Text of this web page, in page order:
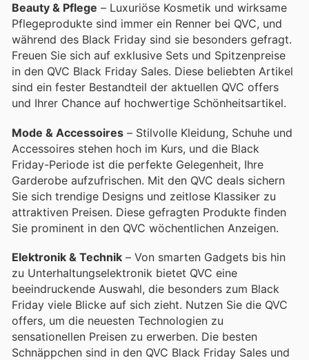
Beauty & Pflege – Luxuriöse Kosmetik und wirksame
Pflegeprodukte sind immer ein Renner bei QVC, und
während des Black Friday sind sie besonders gefragt.
Freuen Sie sich auf exklusive Sets und Spitzenpreise
in den QVC Black Friday Sales. Diese beliebten Artikel
sind ein fester Bestandteil der aktuellen QVC offers
und Ihrer Chance auf hochwertige Schönheitsartikel.
Mode & Accessoires – Stilvolle Kleidung, Schuhe und
Accessoires stehen hoch im Kurs, und die Black
Friday-Periode ist die perfekte Gelegenheit, Ihre
Garderobe aufzufrischen. Mit den QVC deals sichern
Sie sich trendige Designs und zeitlose Klassiker zu
attraktiven Preisen. Diese gefragten Produkte finden
Sie prominent in den QVC wöchentlichen Anzeigen.
Elektronik & Technik – Von smarten Gadgets bis hin
zu Unterhaltungselektronik bietet QVC eine
beeindruckende Auswahl, die besonders zum Black
Friday viele Blicke auf sich zieht. Nutzen Sie die QVC
offers, um die neuesten Technologien zu
sensationellen Preisen zu erwerben. Die besten
Schnäppchen sind in den QVC Black Friday Sales und